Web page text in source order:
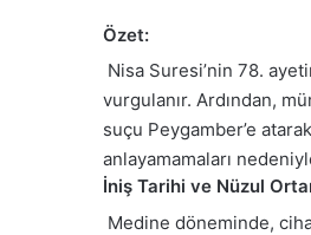
Özet:
Nisa Suresi’nin 78.
vurgulanır. Ardından,
suçu Peygamber’e
anlayamamaları
İniş Tarihi ve Nüzul
Medine döneminde,